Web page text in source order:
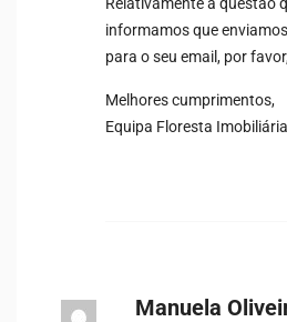
informamos que
para o seu email, por
Melhores cumprimentos,
Equipa Floresta Imobiliária
Manuela